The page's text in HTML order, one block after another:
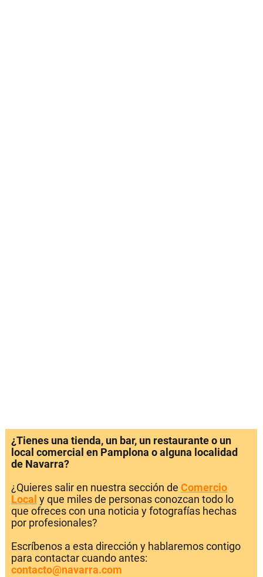
¿Tienes una tienda, un bar, un restaurante o un
local comercial en Pamplona o alguna localidad
de Navarra?
¿Quieres salir en nuestra sección de Comercio
Local y que miles de personas conozcan todo lo
que ofreces con una noticia y fotografías hechas
por profesionales?
Escríbenos a esta dirección y hablaremos contigo
para contactar cuando antes:
contacto@navarra.com